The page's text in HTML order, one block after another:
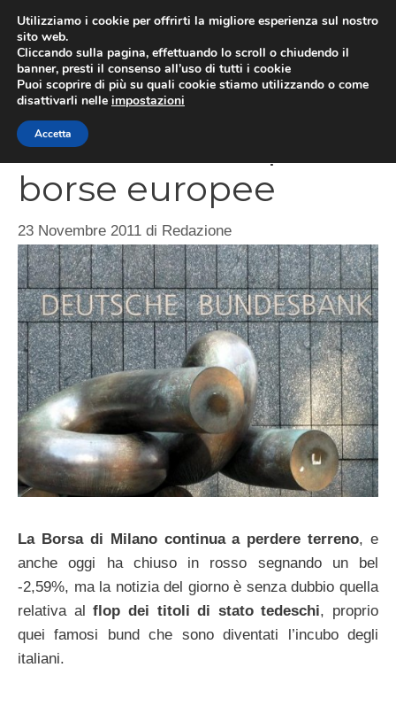
contenuto
Giornata nera per le
borse europee
23 Novembre 2011 di Redazione
La Borsa di Milano continua a perdere terreno, e
anche oggi ha chiuso in rosso segnando un bel
-2,59%, ma la notizia del giorno è senza dubbio quella
relativa alflop dei titoli di stato tedeschi, proprio
quei famosi bund che sono diventati l’incubo degli
italiani.
Utilizziamo i cookie per offrirti la migliore esperienza sul nostro
sito web.
Cliccando sulla pagina, effettuando lo scroll o chiudendo il
banner, presti il consenso all’uso di tutti i cookie
Puoi scoprire di più su quali cookie stiamo utilizzando o come
disattivarli nelle impostazioni
Accetta